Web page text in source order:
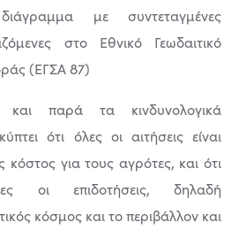
με συντεταγμένες
στο Εθνικό Γεωδαιτικό
(ΕΓΣΑ 87)
παρά τα κινδυνολογικά
ότι όλες οι αιτήσεις είναι
για τους αγρότες, και ότι
οι επιδοτήσεις, δηλαδή
κόσμος και το περιβάλλον και